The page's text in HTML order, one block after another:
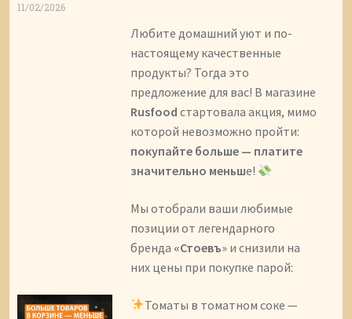
11/02/2026
Любите домашний уют и по-
настоящему качественные
продукты? Тогда это
предложение для вас! В магазине
Rusfood стартовала акция, мимо
которой невозможно пройти:
покупайте больше — платите
значительно меньше!
Мы отобрали ваши любимые
позиции от легендарного
бренда «Стоевъ» и снизили на
них цены при покупке парой:
Томаты в томатном соке —